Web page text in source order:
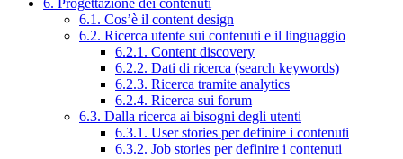
6. Progettazione dei contenuti
6.1. Cos’è il content design
6.2. Ricerca utente sui contenuti e il linguaggio
6.2.1. Content discovery
6.2.2. Dati di ricerca (search keywords)
6.2.3. Ricerca tramite analytics
6.2.4. Ricerca sui forum
6.3. Dalla ricerca ai bisogni degli utenti
6.3.1. User stories per definire i contenuti
6.3.2. Job stories per definire i contenuti